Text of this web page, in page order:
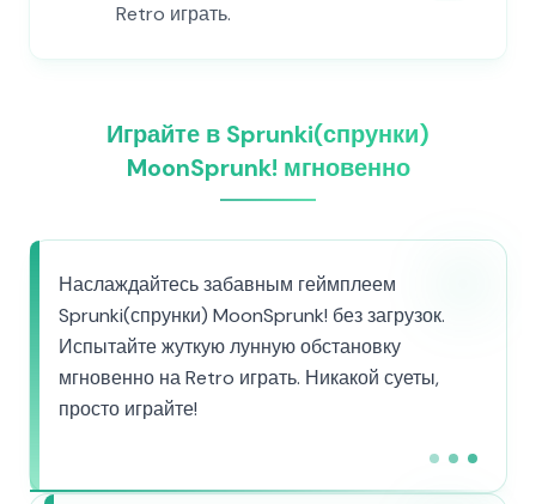
Retro играть.
Играйте в Sprunki(спрунки)
MoonSprunk! мгновенно
Наслаждайтесь забавным геймплеем
Sprunki(спрунки) MoonSprunk! без загрузок.
Испытайте жуткую лунную обстановку
мгновенно на Retro играть. Никакой суеты,
просто играйте!